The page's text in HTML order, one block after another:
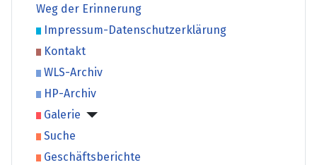
Weg der Erinnerung
Impressum-Datenschutzerklärung
Kontakt
WLS-Archiv
HP-Archiv
Galerie
Suche
Geschäftsberichte